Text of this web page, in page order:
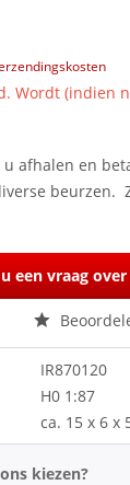
Wordt (indien
afhalen en
beurzen.
een vraag
IR870120
H0 1:87
ca. 15 x 6 x
kiezen?